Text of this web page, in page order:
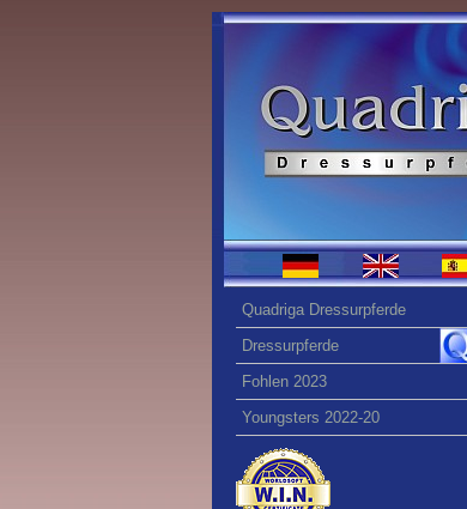
Quadriga Dressurpferde
Dressurpferde
Fohlen 2023
Youngsters 2022-20